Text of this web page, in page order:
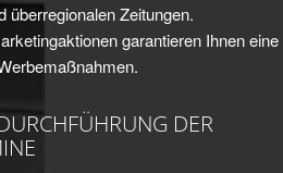
überregionalen Zeitungen.
garantieren Ihnen eine
DER